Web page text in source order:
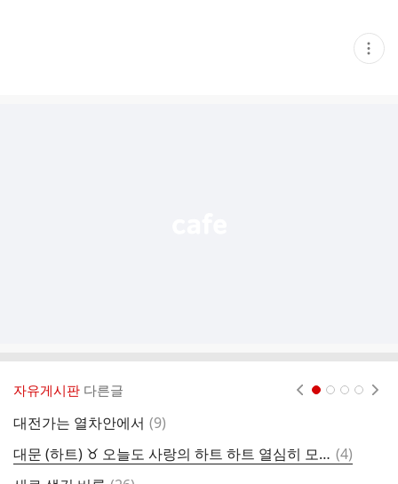
현
재
자유게시판 다른글
대전가는 열차안에서 댓
(9)
대문 (하트) ♉️ 오늘도 사랑의 하트 하트 열심히 모우고 계신가요? 모아 모아서 🎆 자정이후 [하트] 듬~뿍 주시고 굿밤 하셔요. 댓
글
(4)